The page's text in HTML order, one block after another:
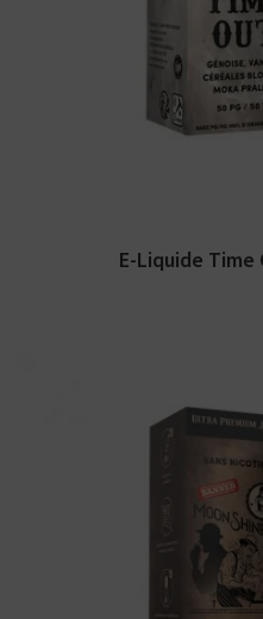
Arômes : génoise,
moka praliné. E-
Disponible en...
E-Liquide